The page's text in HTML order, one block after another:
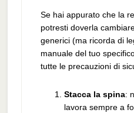
Se hai appurato che la
potresti doverla
generici (ma ricorda di
manuale del tuo
tutte le precauzioni di
Stacca la spina:
lavora sempre a